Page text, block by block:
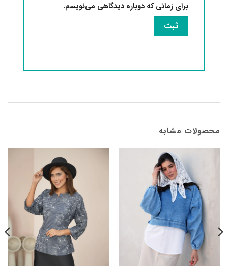
برای زمانی که دوباره دیدگاهی می‌نویسم.
محصولات مشابه